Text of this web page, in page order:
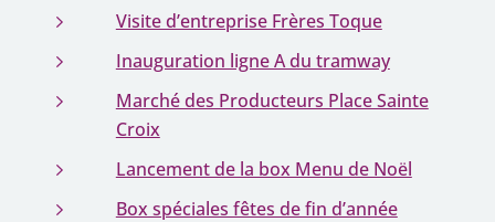
Visite d’entreprise Frères Toque
Inauguration ligne A du tramway
Marché des Producteurs Place Sainte
Croix
Lancement de la box Menu de Noël
Box spéciales fêtes de fin d’année